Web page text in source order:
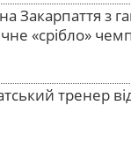
Закарпаття з
«срібло»
тренер